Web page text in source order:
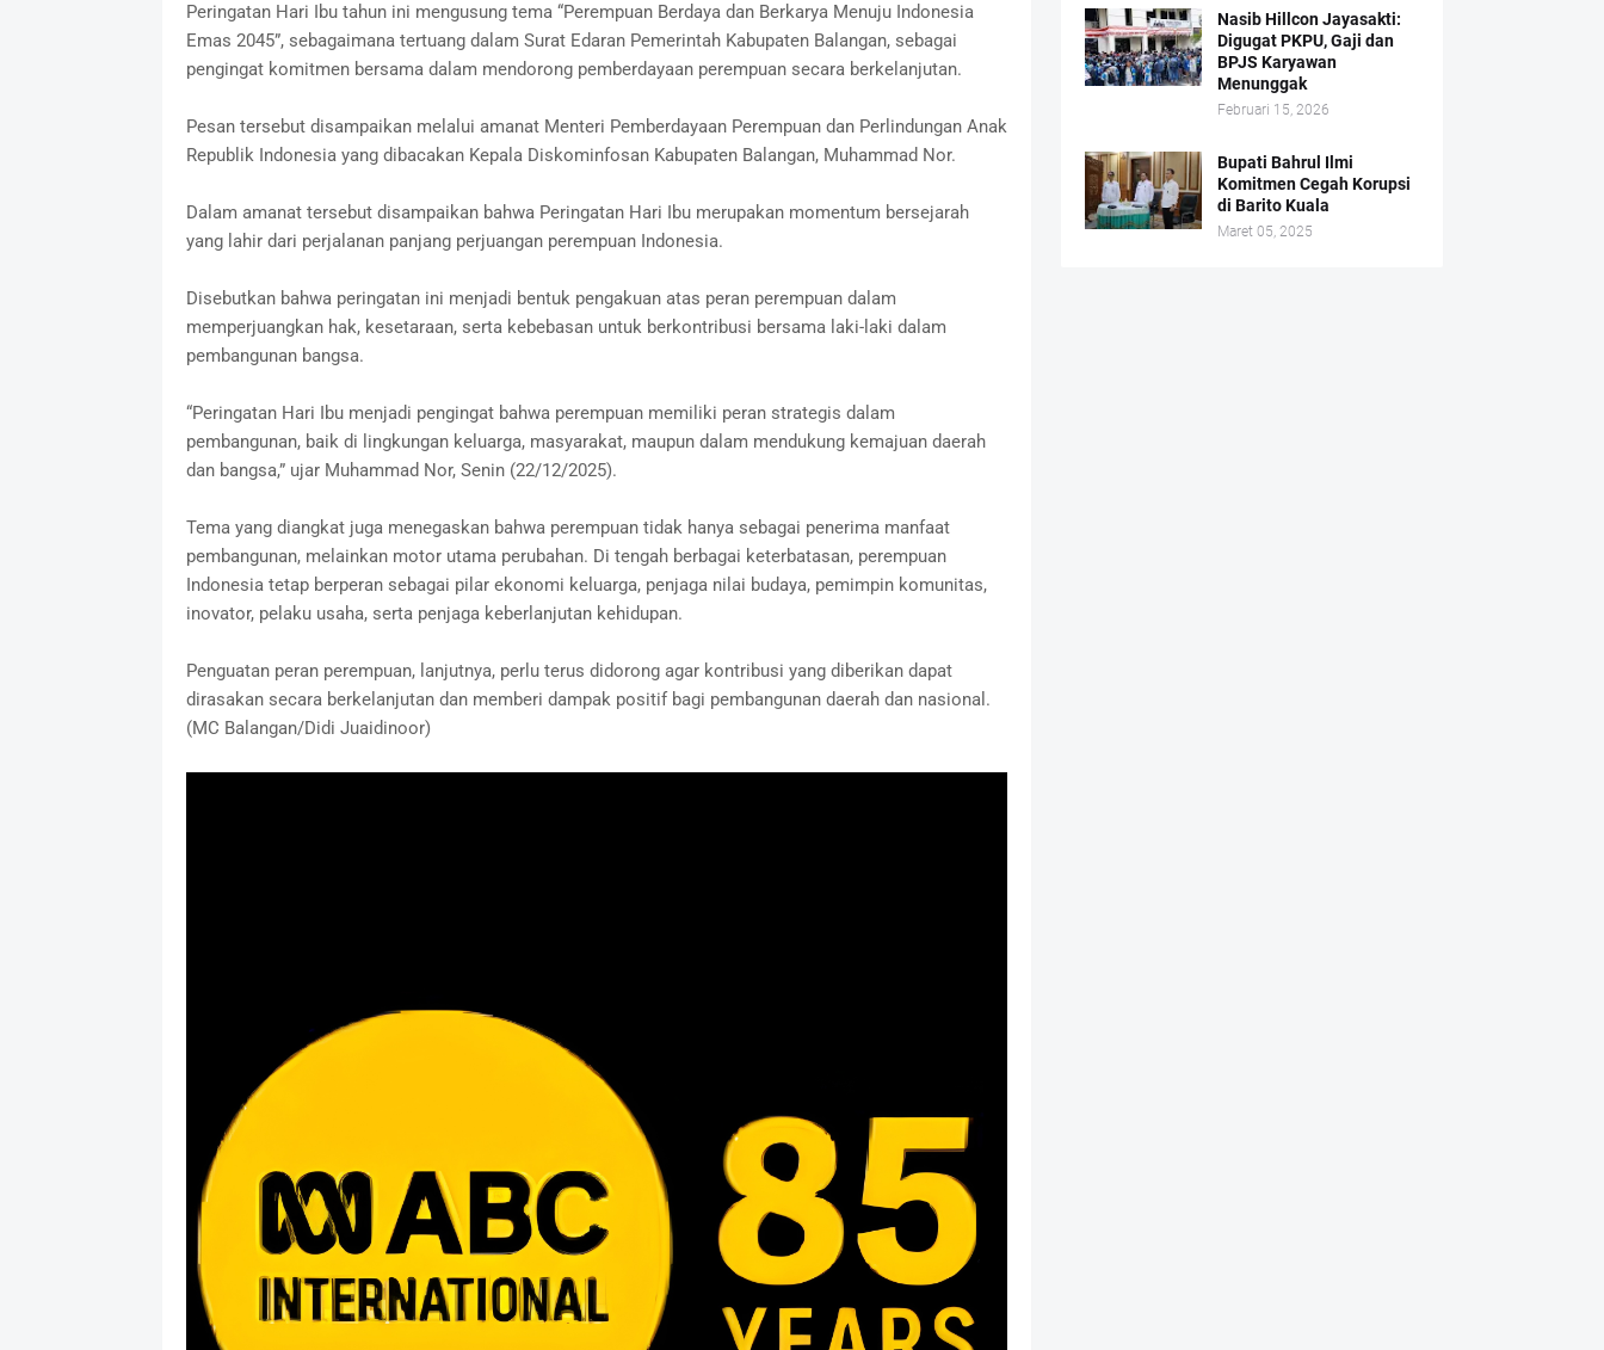
Peringatan Hari Ibu tahun ini mengusung tema “Perempuan Berdaya dan Berkarya Menuju Indonesia
Emas 2045”, sebagaimana tertuang dalam Surat Edaran Pemerintah Kabupaten Balangan, sebagai
pengingat komitmen bersama dalam mendorong pemberdayaan perempuan secara berkelanjutan.
Pesan tersebut disampaikan melalui amanat Menteri Pemberdayaan Perempuan dan Perlindungan Anak
Republik Indonesia yang dibacakan Kepala Diskominfosan Kabupaten Balangan, Muhammad Nor.
Dalam amanat tersebut disampaikan bahwa Peringatan Hari Ibu merupakan momentum bersejarah
yang lahir dari perjalanan panjang perjuangan perempuan Indonesia.
Disebutkan bahwa peringatan ini menjadi bentuk pengakuan atas peran perempuan dalam
memperjuangkan hak, kesetaraan, serta kebebasan untuk berkontribusi bersama laki-laki dalam
pembangunan bangsa.
“Peringatan Hari Ibu menjadi pengingat bahwa perempuan memiliki peran strategis dalam
pembangunan, baik di lingkungan keluarga, masyarakat, maupun dalam mendukung kemajuan daerah
dan bangsa,” ujar Muhammad Nor, Senin (22/12/2025).
Tema yang diangkat juga menegaskan bahwa perempuan tidak hanya sebagai penerima manfaat
pembangunan, melainkan motor utama perubahan. Di tengah berbagai keterbatasan, perempuan
Indonesia tetap berperan sebagai pilar ekonomi keluarga, penjaga nilai budaya, pemimpin komunitas,
inovator, pelaku usaha, serta penjaga keberlanjutan kehidupan.
Penguatan peran perempuan, lanjutnya, perlu terus didorong agar kontribusi yang diberikan dapat
dirasakan secara berkelanjutan dan memberi dampak positif bagi pembangunan daerah dan nasional.
(MC Balangan/Didi Juaidinoor)
Nasib Hillcon Jayasakti:
Digugat PKPU, Gaji dan
BPJS Karyawan
Menunggak
Februari 15, 2026
Bupati Bahrul Ilmi
Komitmen Cegah Korupsi
di Barito Kuala
Maret 05, 2025